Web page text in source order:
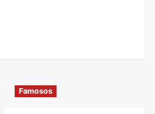
Famosos